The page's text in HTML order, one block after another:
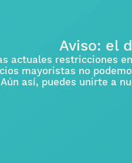
Aviso: el
actuales restricciones
mayoristas no
Aún así, puedes unirte a